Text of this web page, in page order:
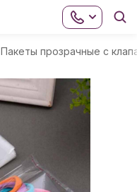
Пакеты прозрачные с